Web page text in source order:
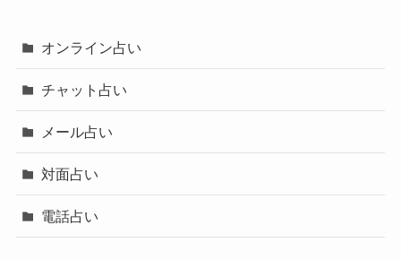
オンライン占い
チャット占い
メール占い
対面占い
電話占い